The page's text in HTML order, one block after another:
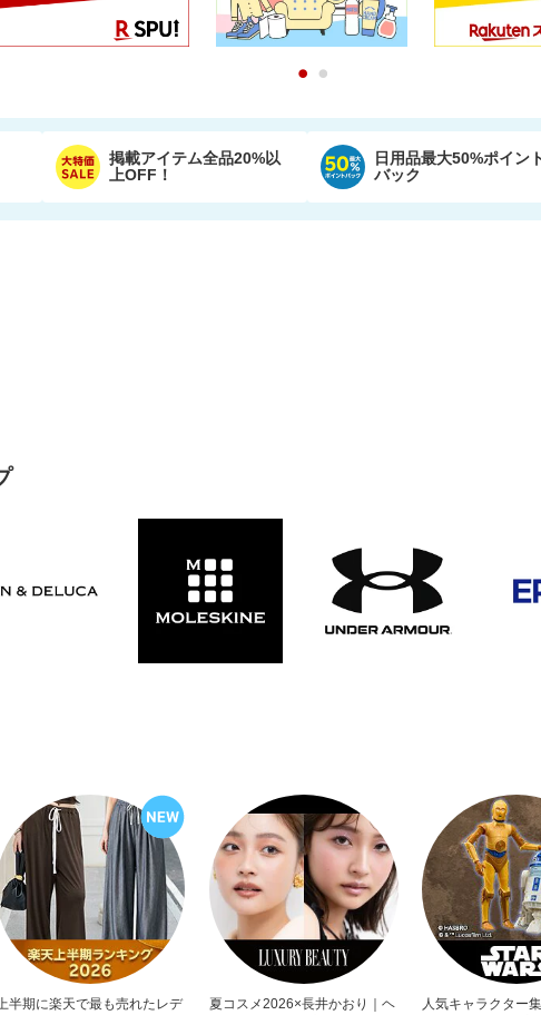
0
掲載アイテム全品20%以
上OFF！
日用品最大50%ポイン
バック
半期に楽天で最も売れたレデ
夏コスメ2026×長井かおり｜ヘ
人気キャラクター